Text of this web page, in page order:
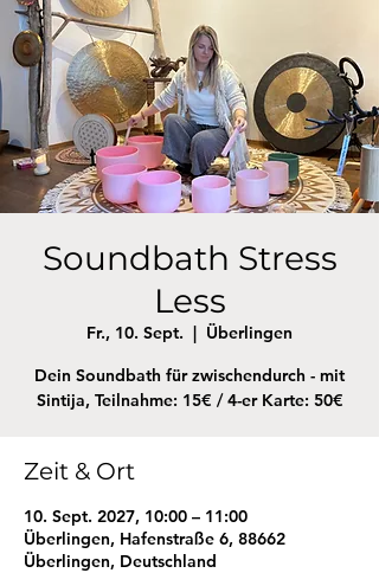
Soundbath Stress
Less
Fr., 10. Sept.
  |
Überlingen
Dein Soundbath für zwischendurch - mit
Sintija, Teilnahme: 15€ / 4-er Karte: 50€
Zeit & Ort
10. Sept. 2027, 10:00 – 11:00
Überlingen, Hafenstraße 6, 88662
Überlingen, Deutschland